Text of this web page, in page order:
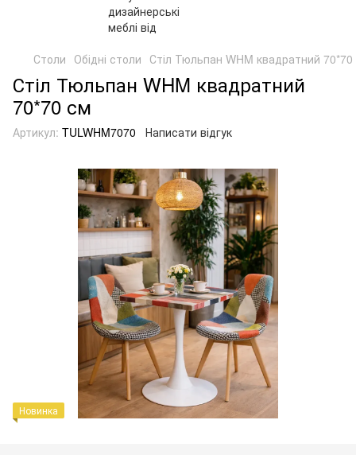
Столи Обідні столи Стіл Тюльпан WHM квадратний
Стіл Тюльпан WHM квадратний
70*70 см
Артикул: TULWHM7070 Написати відгук
Новинка